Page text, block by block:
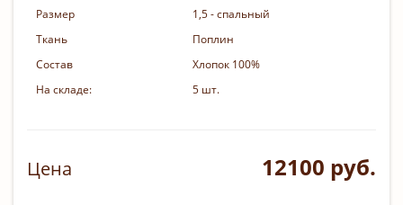
Размер
1,5 - спальный
Ткань
Поплин
Состав
Хлопок 100%
На складе:
5 шт.
Цена 12100 руб.